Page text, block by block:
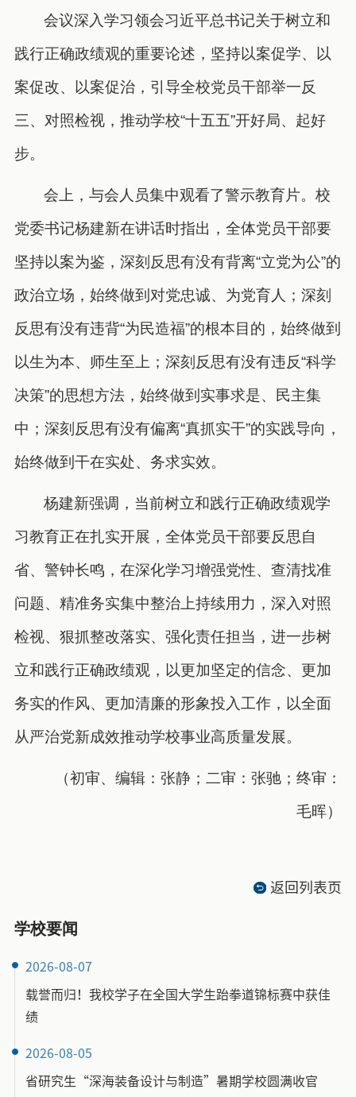
会议深入学习领会习近平总书记关于树立和
践行正确政绩观的重要论述，坚持以案促学、以
案促改、以案促治，引导全校党员干部举一反
三、对照检视，推动学校“十五五”开好局、起好
步。
会上，与会人员集中观看了警示教育片。校
党委书记杨建新在讲话时指出，全体党员干部要
坚持以案为鉴，深刻反思有没有背离“立党为公”的
政治立场，始终做到对党忠诚、为党育人；深刻
反思有没有违背“为民造福”的根本目的，始终做到
以生为本、师生至上；深刻反思有没有违反“科学
决策”的思想方法，始终做到实事求是、民主集
中；深刻反思有没有偏离“真抓实干”的实践导向，
始终做到干在实处、务求实效。
杨建新强调，当前树立和践行正确政绩观学
习教育正在扎实开展，全体党员干部要反思自
省、警钟长鸣，在深化学习增强党性、查清找准
问题、精准务实集中整治上持续用力，深入对照
检视、狠抓整改落实、强化责任担当，进一步树
立和践行正确政绩观，以更加坚定的信念、更加
务实的作风、更加清廉的形象投入工作，以全面
从严治党新成效推动学校事业高质量发展。
（初审、编辑：张静；二审：张驰；终审：
毛晖）
返回列表页
学校要闻
2026-08-07
载誉而归！我校学子在全国大学生跆拳道锦标赛中获佳
绩
2026-08-05
省研究生“深海装备设计与制造”暑期学校圆满收官